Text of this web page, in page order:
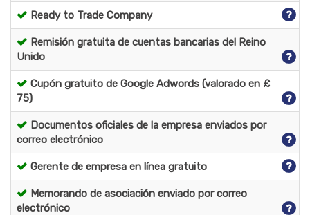
Ready to Trade Company
Remisión gratuita de cuentas bancarias del Reino
Unido
Cupón gratuito de Google Adwords (valorado en £
75)
Documentos oficiales de la empresa enviados por
correo electrónico
Gerente de empresa en línea gratuito
Memorando de asociación enviado por correo
electrónico